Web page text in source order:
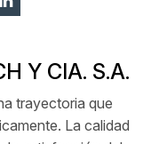
Y CIA. S.A.
trayectoria que
La calidad